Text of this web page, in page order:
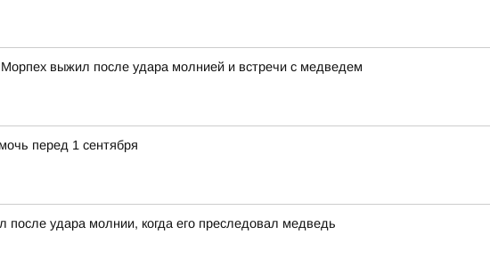
выжил после удара молнией и встречи с медведем
перед 1 сентября
удара молнии, когда его преследовал медведь